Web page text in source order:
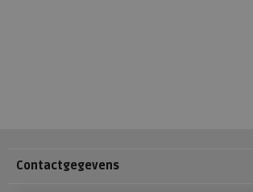
Contactgegevens